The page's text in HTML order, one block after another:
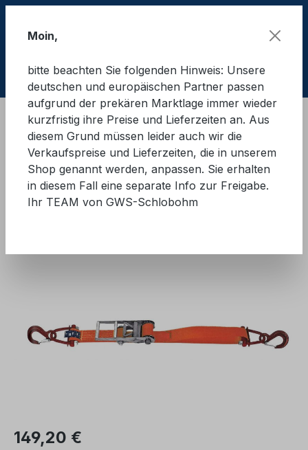
Ladungssicherung Straße
Zurrgurte
Schwerlast Zurrgurte
GWS®-Schwerlastzurrgurt
20.000 - 75 mm
Regulärer Preis:
149,20 €
Moin,
bitte beachten Sie folgenden Hinweis: Unsere
deutschen und europäischen Partner passen
aufgrund der prekären Marktlage immer wieder
kurzfristig ihre Preise und Lieferzeiten an. Aus
diesem Grund müssen leider auch wir die
Verkaufspreise und Lieferzeiten, die in unserem
Shop genannt werden, anpassen. Sie erhalten
in diesem Fall eine separate Info zur Freigabe.
Ihr TEAM von GWS-Schlobohm